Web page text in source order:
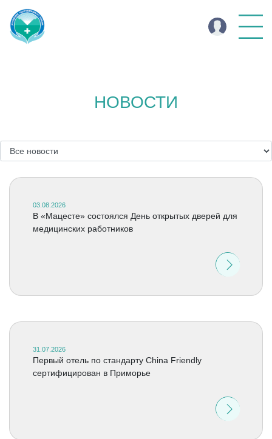
НОВОСТИ
03.08.2026
В «Мацесте» состоялся День открытых дверей для
медицинских работников
31.07.2026
Первый отель по стандарту China Friendly
сертифицирован в Приморье